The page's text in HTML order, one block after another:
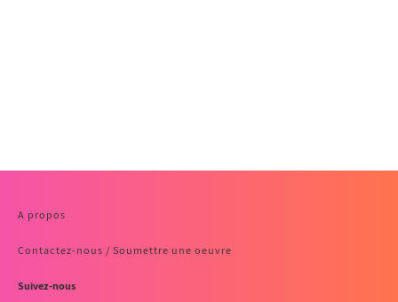
A propos
Contactez-nous / Soumettre une oeuvre
Suivez-nous